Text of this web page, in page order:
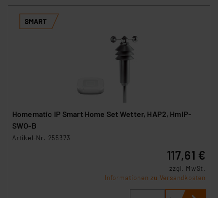
Homematic IP Smart Home Set Wetter, HAP2, HmIP-
SWO-B
Artikel-Nr. 255373
117,61 €
zzgl. MwSt.
Informationen zu Versandkosten